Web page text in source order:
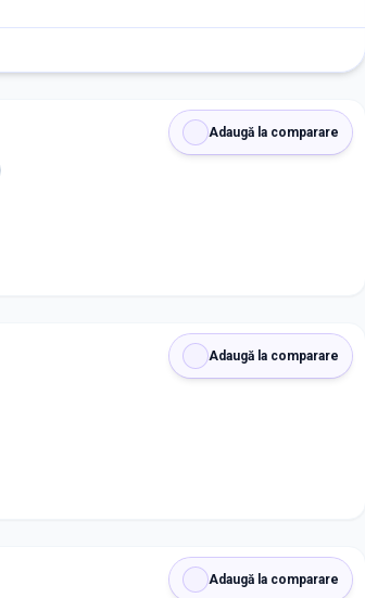
Adaugă la comparare
Adaugă la comparare
Adaugă la comparare